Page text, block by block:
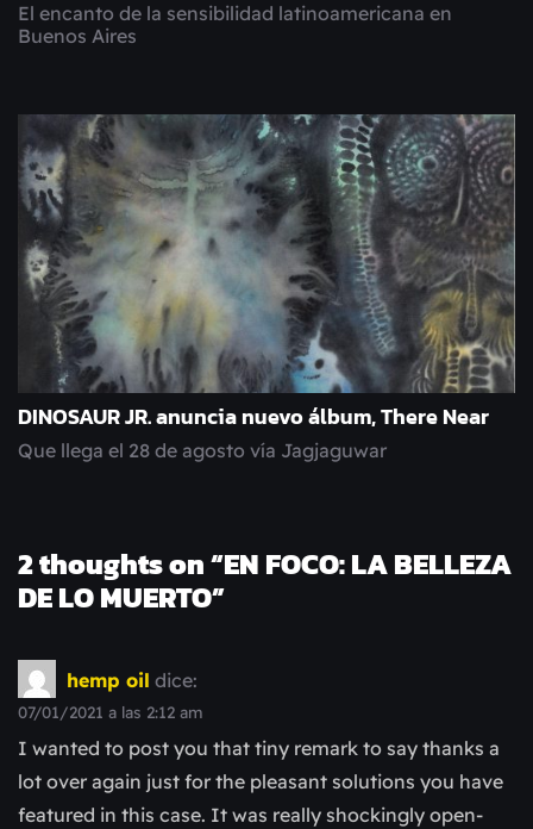
El encanto de la sensibilidad latinoamericana en
Buenos Aires
DINOSAUR JR. anuncia nuevo álbum, There Near
Que llega el 28 de agosto vía Jagjaguwar
2 thoughts on “EN FOCO: LA BELLEZA
DE LO MUERTO”
hemp oil dice:
07/01/2021 a las 2:12 am
I wanted to post you that tiny remark to say thanks a
lot over again just for the pleasant solutions you have
featured in this case. It was really shockingly open-